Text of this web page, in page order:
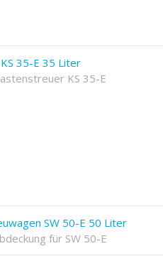
35-E 35 Liter
KS 35-E
SW 50-E 50 Liter
für SW 50-E